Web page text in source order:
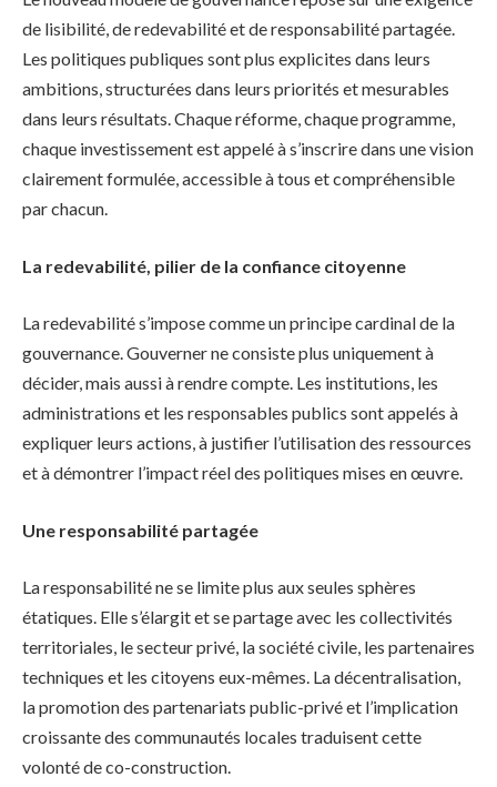
de lisibilité, de redevabilité et de responsabilité partagée.
Les politiques publiques sont plus explicites dans leurs
ambitions, structurées dans leurs priorités et mesurables
dans leurs résultats. Chaque réforme, chaque programme,
chaque investissement est appelé à s’inscrire dans une vision
clairement formulée, accessible à tous et compréhensible
par chacun.
La redevabilité, pilier de la confiance citoyenne
La redevabilité s’impose comme un principe cardinal de la
gouvernance. Gouverner ne consiste plus uniquement à
décider, mais aussi à rendre compte. Les institutions, les
administrations et les responsables publics sont appelés à
expliquer leurs actions, à justifier l’utilisation des ressources
et à démontrer l’impact réel des politiques mises en œuvre.
Une responsabilité partagée
La responsabilité ne se limite plus aux seules sphères
étatiques. Elle s’élargit et se partage avec les collectivités
territoriales, le secteur privé, la société civile, les partenaires
techniques et les citoyens eux-mêmes. La décentralisation,
la promotion des partenariats public-privé et l’implication
croissante des communautés locales traduisent cette
volonté de co-construction.